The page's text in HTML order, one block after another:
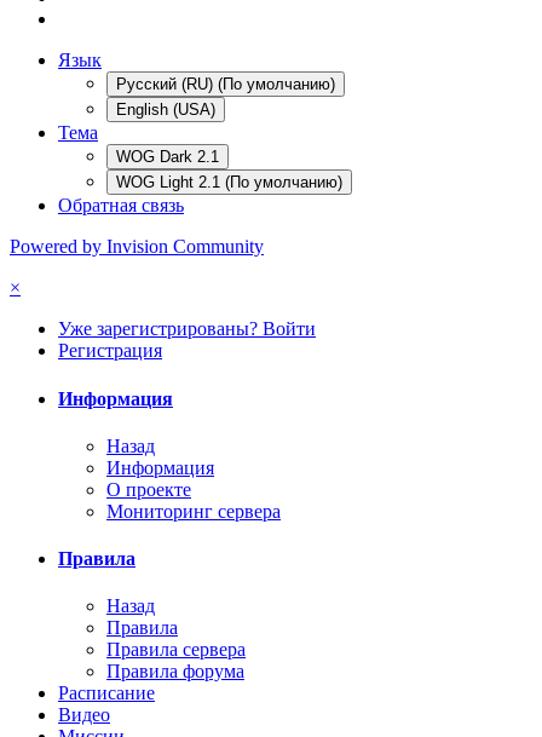
Язык
Русский (RU) (По умолчанию)
English (USA)
Тема
WOG Dark 2.1
WOG Light 2.1 (По умолчанию)
Обратная связь
Powered by Invision Community
×
Уже зарегистрированы? Войти
Регистрация
Информация
Назад
Информация
О проекте
Мониторинг сервера
Правила
Назад
Правила
Правила сервера
Правила форума
Расписание
Видео